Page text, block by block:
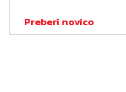
Preberi novico